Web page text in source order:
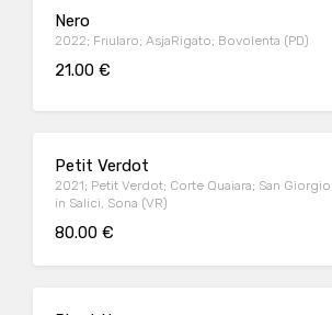
Nero
2022; Friularo; AsjaRigato; Bovolenta (PD)
21.00 €
Petit Verdot
2021; Petit Verdot; Corte Quaiara; San Giorgio
in Salici, Sona (VR)
80.00 €